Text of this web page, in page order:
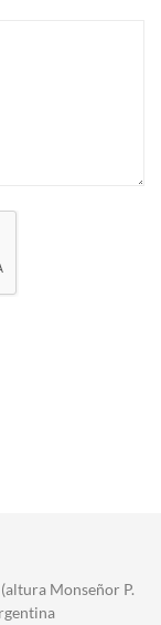
Monseñor P.